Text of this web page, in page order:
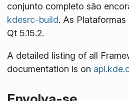
conjunto completo são
kdesrc-build. As Plataformas
Qt 5.15.2.
A detailed listing of all
documentation is on